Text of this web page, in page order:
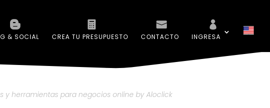
& SOCIAL CREA TU PRESUPUESTO CONTACTO INGRESA
y herramientas para negocios online by Aloclick